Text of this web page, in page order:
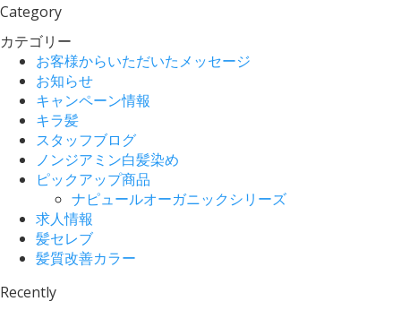
Category
カテゴリー
お客様からいただいたメッセージ
お知らせ
キャンペーン情報
キラ髪
スタッフブログ
ノンジアミン白髪染め
ピックアップ商品
ナピュールオーガニックシリーズ
求人情報
髪セレブ
髪質改善カラー
Recently